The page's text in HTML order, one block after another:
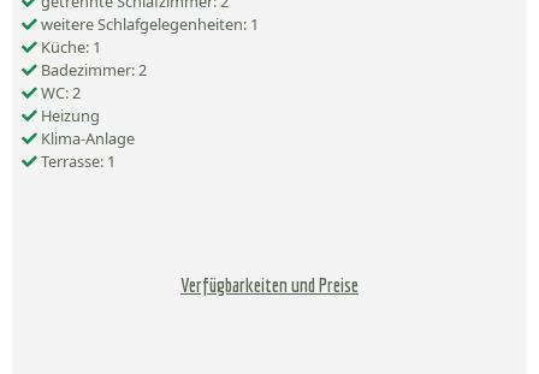
weitere Schlafgelegenheiten: 1
Küche: 1
Badezimmer: 2
WC: 2
Heizung
Klima-Anlage
Terrasse: 1
Verfügbarkeiten und Preise